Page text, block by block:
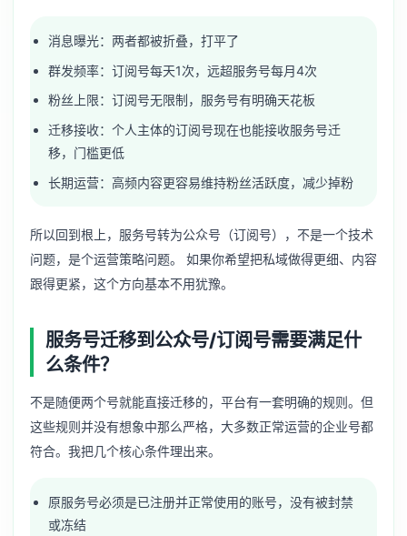
消息曝光：两者都被折叠，打平了
群发频率：订阅号每天1次，远超服务号每月4次
粉丝上限：订阅号无限制，服务号有明确天花板
迁移接收：个人主体的订阅号现在也能接收服务号迁
移，门槛更低
长期运营：高频内容更容易维持粉丝活跃度，减少掉粉
所以回到根上，服务号转为公众号（订阅号），不是一个技术
问题，是个运营策略问题。 如果你希望把私域做得更细、内容
跟得更紧，这个方向基本不用犹豫。
服务号迁移到公众号/订阅号需要满足什
么条件？
不是随便两个号就能直接迁移的，平台有一套明确的规则。但
这些规则并没有想象中那么严格，大多数正常运营的企业号都
符合。我把几个核心条件理出来。
原服务号必须是已注册并正常使用的账号，没有被封禁
或冻结